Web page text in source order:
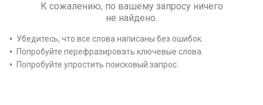
К сожалению, по вашему запросу ничего
не найдено.
Убедитесь, что все слова написаны без ошибок.
Попробуйте перефразировать ключевые слова.
Попробуйте упростить поисковый запрос.